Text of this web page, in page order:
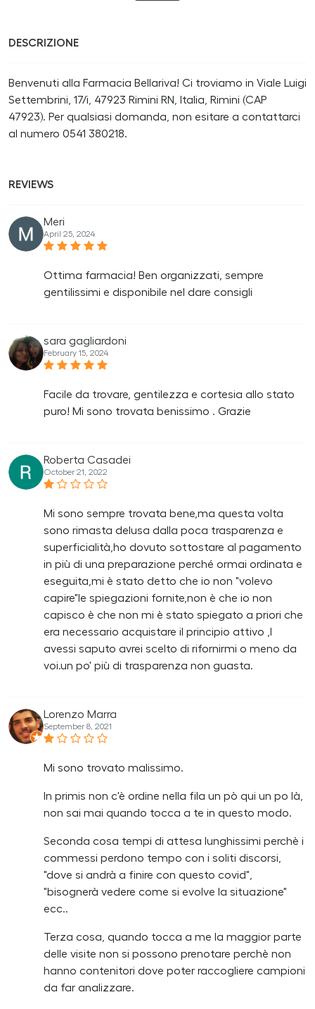
DESCRIZIONE
Benvenuti alla Farmacia Bellariva! Ci troviamo in Viale Luigi
Settembrini, 17/i, 47923 Rimini RN, Italia, Rimini (CAP
47923). Per qualsiasi domanda, non esitare a contattarci
al numero 0541 380218.
REVIEWS
Meri
April 25, 2024
Ottima farmacia! Ben organizzati, sempre
gentilissimi e disponibile nel dare consigli
sara gagliardoni
February 15, 2024
Facile da trovare, gentilezza e cortesia allo stato
puro! Mi sono trovata benissimo . Grazie
Roberta Casadei
October 21, 2022
Mi sono sempre trovata bene,ma questa volta
sono rimasta delusa dalla poca trasparenza e
superficialità,ho dovuto sottostare al pagamento
in più di una preparazione perché ormai ordinata e
eseguita,mi è stato detto che io non "volevo
capire"le spiegazioni fornite,non è che io non
capisco è che non mi è stato spiegato a priori che
era necessario acquistare il principio attivo ,l
avessi saputo avrei scelto di rifornirmi o meno da
voi.un po' più di trasparenza non guasta.
Lorenzo Marra
September 8, 2021
Mi sono trovato malissimo.
In primis non c'è ordine nella fila un pò qui un po là,
non sai mai quando tocca a te in questo modo.
Seconda cosa tempi di attesa lunghissimi perchè i
commessi perdono tempo con i soliti discorsi,
"dove si andrà a finire con questo covid",
"bisognerà vedere come si evolve la situazione"
ecc..
Terza cosa, quando tocca a me la maggior parte
delle visite non si possono prenotare perchè non
hanno contenitori dove poter raccogliere campioni
da far analizzare.